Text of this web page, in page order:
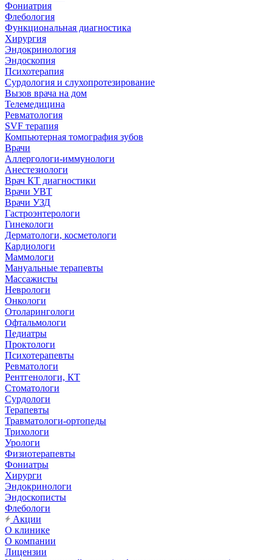
Фониатрия
Флебология
Функциональная диагностика
Хирургия
Эндокринология
Эндоскопия
Психотерапия
Сурдология и слухопротезирование
Вызов врача на дом
Телемедицина
Ревматология
SVF терапия
Компьютерная томография зубов
Врачи
Аллергологи-иммунологи
Анестезиологи
Врач КТ диагностики
Врачи УВТ
Врачи УЗД
Гастроэнтерологи
Гинекологи
Дерматологи, косметологи
Кардиологи
Маммологи
Мануальные терапевты
Массажисты
Неврологи
Онкологи
Отоларингологи
Офтальмологи
Педиатры
Проктологи
Психотерапевты
Ревматологи
Рентгенологи, КТ
Стоматологи
Сурдологи
Терапевты
Травматологи-ортопеды
Трихологи
Урологи
Физиотерапевты
Фониатры
Хирурги
Эндокринологи
Эндоскописты
Флебологи
Акции
О клинике
О компании
Лицензии